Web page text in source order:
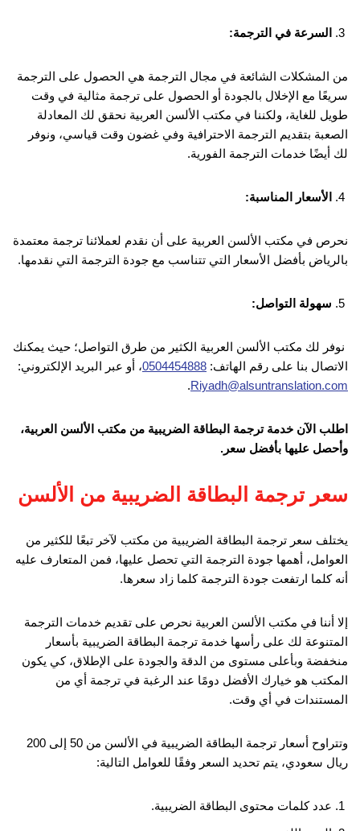
السرعة في الترجمة:
من المشكلات الشائعة في مجال الترجمة هي الحصول على الترجمة
سريعًا مع الإخلال بالجودة أو الحصول على ترجمة مثالية في وقت
طويل للغاية، ولكننا في مكتب الألسن العربية نحقق لك المعادلة
الصعبة بتقديم الترجمة الاحترافية وفي غضون وقت قياسي، ونوفر
لك أيضًا خدمات الترجمة الفورية.
الأسعار المناسبة:
نحرص في مكتب الألسن العربية على أن نقدم لعملائنا ترجمة معتمدة
بالرياض بأفضل الأسعار التي تتناسب مع جودة الترجمة التي نقدمها.
سهولة التواصل:
نوفر لك مكتب الألسن العربية الكثير من طرق التواصل؛ حيث يمكنك
الاتصال بنا على رقم الهاتف: 0504454888، أو عبر البريد الإلكتروني:
Riyadh@alsuntranslation.com
.
اطلب الآن خدمة ترجمة البطاقة الضريبية من مكتب الألسن العربية،
وأحصل عليها بأفضل سعر.
سعر ترجمة البطاقة الضريبية من الألسن
يختلف سعر ترجمة البطاقة الضريبية من مكتب لآخر تبعًا للكثير من
العوامل، أهمها جودة الترجمة التي تحصل عليها، فمن المتعارف عليه
أنه كلما ارتفعت جودة الترجمة كلما زاد سعرها.
إلا أننا في مكتب الألسن العربية نحرص على تقديم خدمات الترجمة
المتنوعة لك على رأسها خدمة ترجمة البطاقة الضريبية بأسعار
منخفضة وبأعلى مستوى من الدقة والجودة على الإطلاق، كي يكون
المكتب هو خيارك الأفضل دومًا عند الرغبة في ترجمة أي من
المستندات في أي وقت.
وتتراوح أسعار ترجمة البطاقة الضريبية في الألسن من 50 إلى 200
ريال سعودي، يتم تحديد السعر وفقًا للعوامل التالية:
عدد كلمات محتوى البطاقة الضريبية.